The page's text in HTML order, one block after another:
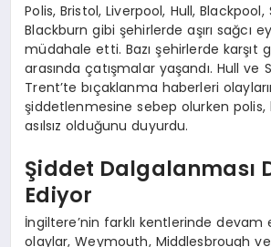
Polis, Bristol, Liverpool, Hull,
Blackburn gibi şehirlerde aşırı sağcı
müdahale etti. Bazı şehirlerde karşıt
arasında çatışmalar yaşandı. Hull ve
Trent’te bıçaklanma haberleri
şiddetlenmesine sebep olurken polis,
asılsız olduğunu duyurdu.
Şiddet Dalgalanması
Ediyor
İngiltere’nin farklı kentlerinde devam
olaylar, Weymouth, Middlesbrough